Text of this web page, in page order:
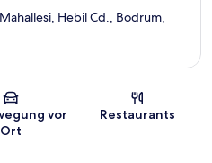
Hebil Cd., Bodrum,
vor
Ort
Restaurants